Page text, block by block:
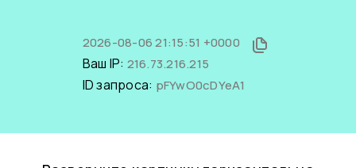
2026-08-06 21:15:51 +0000
Ваш IP: 216.73.216.215
ID запроса: pFYwO0cDYeA1